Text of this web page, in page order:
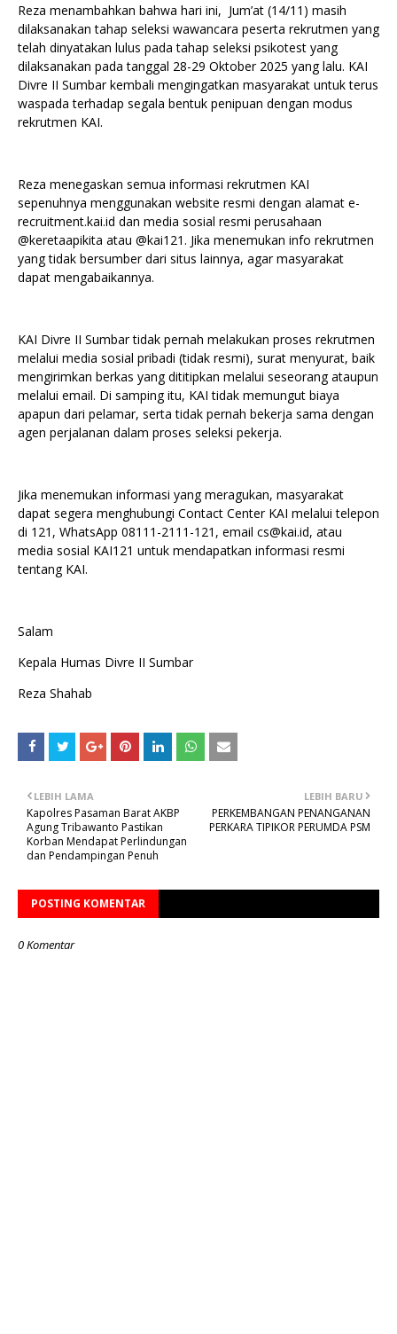
Reza menambahkan bahwa hari ini, Jum’at (14/11) masih
dilaksanakan tahap seleksi wawancara peserta rekrutmen yang
telah dinyatakan lulus pada tahap seleksi psikotest yang
dilaksanakan pada tanggal 28-29 Oktober 2025 yang lalu. KAI
Divre II Sumbar kembali mengingatkan masyarakat untuk terus
waspada terhadap segala bentuk penipuan dengan modus
rekrutmen KAI.
Reza menegaskan semua informasi rekrutmen KAI
sepenuhnya menggunakan website resmi dengan alamat e-
recruitment.kai.id dan media sosial resmi perusahaan
@keretaapikita atau @kai121. Jika menemukan info rekrutmen
yang tidak bersumber dari situs lainnya, agar masyarakat
dapat mengabaikannya.
KAI Divre II Sumbar tidak pernah melakukan proses rekrutmen
melalui media sosial pribadi (tidak resmi), surat menyurat, baik
mengirimkan berkas yang dititipkan melalui seseorang ataupun
melalui email. Di samping itu, KAI tidak memungut biaya
apapun dari pelamar, serta tidak pernah bekerja sama dengan
agen perjalanan dalam proses seleksi pekerja.
Jika menemukan informasi yang meragukan, masyarakat
dapat segera menghubungi Contact Center KAI melalui telepon
di 121, WhatsApp 08111-2111-121, email cs@kai.id, atau
media sosial KAI121 untuk mendapatkan informasi resmi
tentang KAI.
Salam
Kepala Humas Divre II Sumbar
Reza Shahab
LEBIH BARU
PERKEMBANGAN PENANGANAN
PERKARA TIPIKOR PERUMDA PSM
LEBIH LAMA
Kapolres Pasaman Barat AKBP
Agung Tribawanto Pastikan
Korban Mendapat Perlindungan
dan Pendampingan Penuh
POSTING KOMENTAR
0 Komentar